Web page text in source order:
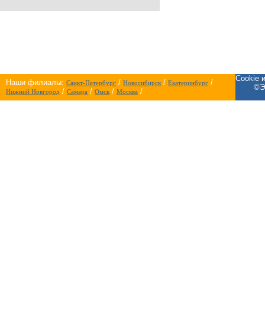
Наши филиалы: Санкт-Петербург / Новосибирск/ Екатеринбург /
Нижний Новгород / Самара / Омск/ Москва /
Cookie